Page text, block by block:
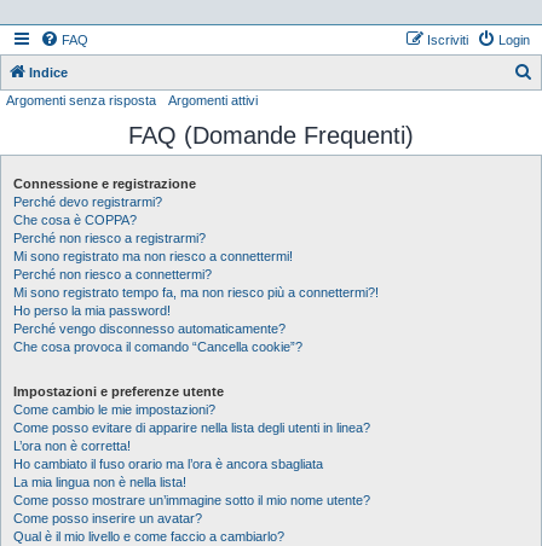
FAQ Login
Iscriviti
Indice
c
Argomenti senza risposta Argomenti attivi
FAQ (Domande Frequenti)
Connessione e registrazione
Perché devo registrarmi?
Che cosa è COPPA?
Perché non riesco a registrarmi?
Mi sono registrato ma non riesco a connettermi!
Perché non riesco a connettermi?
Mi sono registrato tempo fa, ma non riesco più a connettermi?!
Ho perso la mia password!
Perché vengo disconnesso automaticamente?
Che cosa provoca il comando “Cancella cookie”?
Impostazioni e preferenze utente
Come cambio le mie impostazioni?
Come posso evitare di apparire nella lista degli utenti in linea?
L’ora non è corretta!
Ho cambiato il fuso orario ma l’ora è ancora sbagliata
La mia lingua non è nella lista!
Come posso mostrare un’immagine sotto il mio nome utente?
Come posso inserire un avatar?
Qual è il mio livello e come faccio a cambiarlo?